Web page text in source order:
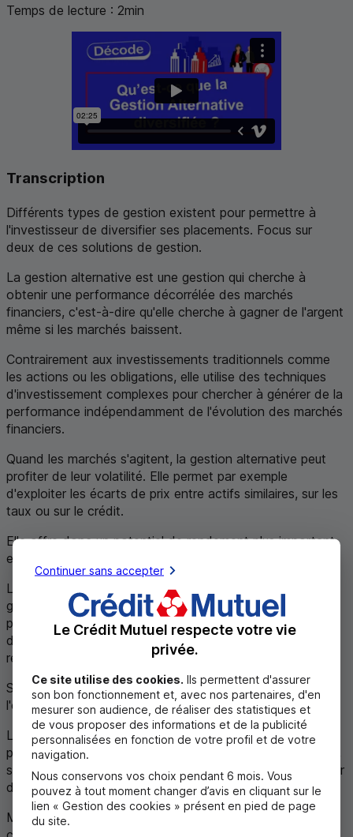
Temps de lecture : 2min
Transcription
Différents types de gestion existent pour permettre à
l'investisseur de diversifier ses placements. Focus sur
deux de ces solutions de gestion.
La gestion alternative est une gestion qui cherche à
obtenir une performance décorrélée des marchés
financiers, c'est-à-dire qu'elle cherche à gagner de l'argent
même si les marchés baissent.
Contrairement aux investissements traditionnels comme
les actions ou les obligations, elle utilise des techniques
d'investissement complexes pour chercher à générer de la
performance indépendamment de l'évolution des marchés
financiers.
Quand les marchés s'agitent, la gestion alternative peut
profiter de leur volatilité. Elle permet par exemple
d'exploiter les écarts de prix entre actifs similaires, sur les
taux ou sur le crédit.
Elle offre donc un potentiel de rendement plus important
en contrepartie d'un risque de perte en capital plus grand.
La gestion diversifiée, quant à elle est une solution de
gestion qui répartit les investissements d'un fonds sur
plusieurs types d'actifs : actions, obligations, immobilier...
dans l'objectif de réduire le risque et espérer un meilleur
rendement potentiel.
Son objectif est de trouver un équilibre entre le risque et
l'espérance de rendement.
La répartition du fonds n'est pas figée. Elle est ajustée en
permanence par le gérant selon les conditions de marché,
sa stratégie de diversification et selon le profil investisseur
du client.
Même si elle cherche à réduire le risque de perte en
Continuer sans accepter
Le Crédit Mutuel respecte votre vie
privée.
Ce site utilise des cookies. Ils permettent d'assurer
son bon fonctionnement et, avec nos partenaires, d'en
mesurer son audience, de réaliser des statistiques et
de vous proposer des informations et de la publicité
personnalisées en fonction de votre profil et de votre
navigation.
Nous conservons vos choix pendant 6 mois. Vous
pouvez à tout moment changer d’avis en cliquant sur le
lien « Gestion des cookies » présent en pied de page
du site.